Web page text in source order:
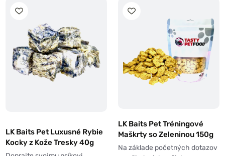
LK Baits Pet Luxusné Rybie
Kocky z Kože Tresky 40g
LK Baits Pet Tréningové
Maškrty so Zeleninou 150g
Na základe početných dotazov